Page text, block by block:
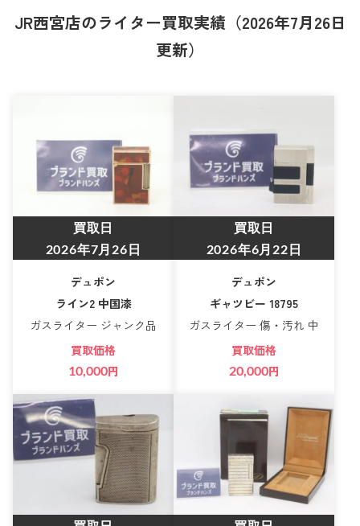
JR西宮店のライター買取実績（2026年7月26日
更新）
買取日
2026年7月26日
デュポン
ライン2 中国漆
ガスライター ジャンク品
買取価格
10,000円
買取日
2026年6月22日
デュポン
ギャツビー 18795
ガスライター 傷・汚れ 中
買取価格
20,000円